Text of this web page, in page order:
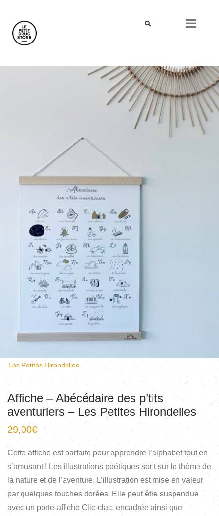
Les Petites Hirondelles
Affiche – Abécédaire des p’tits
aventuriers – Les Petites Hirondelles
29,00€
Cette affiche est parfaite pour apprendre l’alphabet tout en
s’amusant ! Les illustrations poétiques sont sur le thème de
la nature et de l’aventure. L’illustration est mise en valeur
par quelques touches dorées. Elle peut être suspendue
avec un porte-affiche Clic-clac, encadrée ainsi que